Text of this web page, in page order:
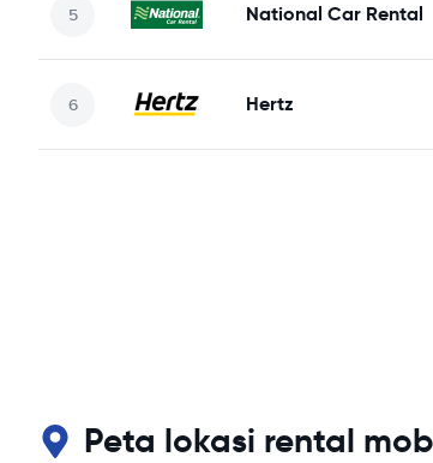
National Car Rental
Hertz
Peta lokasi rental